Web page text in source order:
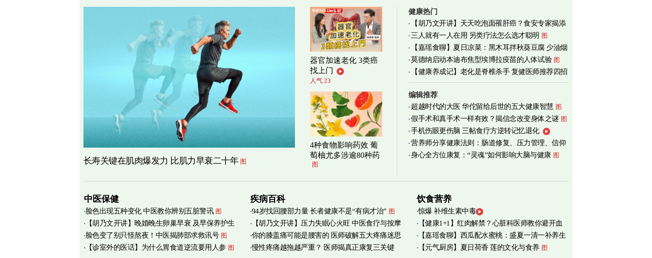
长寿关键在肌肉爆发力 比肌力早衰二十年 图
器官加速老化 3类癌
找上门
人气 23
4种食物影响药效 葡
萄柚尤多涉逾80种药
图
健康热门
【胡乃文开讲】天天吃泡面罹肝癌？食安专家揭添
加物真相
三人就有一人在用 另类疗法怎么选才聪明 图
【嘉瑶食聊】夏日凉菜：黑木耳拌秋葵豆腐 少油烟
清爽养心 图
莫德纳启动本迪布焦型埃博拉疫苗的人体试验 图
【健康养成记】老化是脊椎杀手 复健医师推荐四招
减缓
编辑推荐
超越时代的大医 华佗留给后世的五大健康智慧 图
假手术和真手术一样有效？揭信念改变身体之谜 图
手机伤眼更伤脑 三帖食疗方逆转记忆退化
营养师分享健康法则：肠道修复、压力管理、信仰
实践 图
身心全方位康复：“灵魂”如何影响大脑与健康 图
中医保健
脸色出现五种变化 中医教你辨别五脏警讯 图
【胡乃文开讲】晚婚晚生卵巢早衰 及早保养护生
育
脸色变了别只怪熬夜！中医揭肺部求救讯号 图
【诊室外的医话】为什么胃食道逆流要用人参 图
疾病百科
94岁找回腰部力量 长者健康不是“有病才治” 图
【胡乃文开讲】压力失眠心火旺 中医食疗与按摩
自救
你的膝盖痛可能是腰害的 医师破解五大疼痛迷思
图
慢性疼痛越拖越严重？ 医师揭真正康复三关键
饮食营养
惊爆 补维生素中毒
【健康1+1】红肉解禁？心脏科医师教你避开血
管伤害
【嘉瑶食聊】西瓜配水蜜桃：盛夏一清一补养生
宝
图
【元气厨房】夏日荷香 莲的文化与食养 图